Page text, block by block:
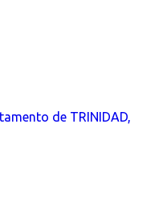
de TRINIDAD,